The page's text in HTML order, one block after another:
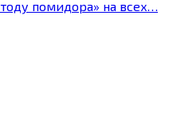
помидора» на всех…